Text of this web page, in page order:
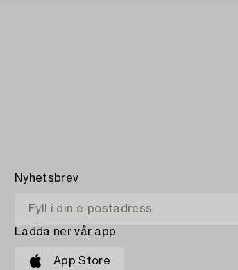
Nyhetsbrev
Ladda ner vår app
App Store